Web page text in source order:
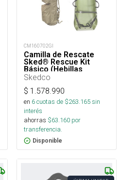
CM160702GI
Camilla de Rescate
Sked® Rescue Kit
Básico (Hebillas
Metálicas)
Skedco
$ 1.578.990
en 6cuotas de $263.165sin
interés
ahorras $63.160 por
transferencia.
Disponible